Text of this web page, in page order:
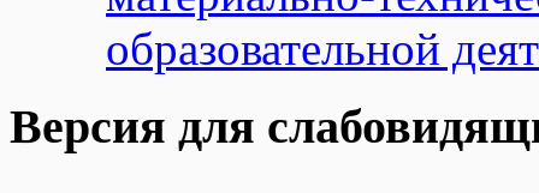
образовательной
Версия для